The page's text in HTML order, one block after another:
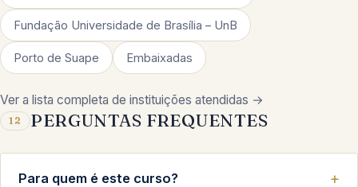
Fundação Universidade de Brasília – UnB
Porto de Suape Embaixadas
Ver a lista completa de instituições atendidas →
12 PERGUNTAS FREQUENTES
Para quem é este curso?